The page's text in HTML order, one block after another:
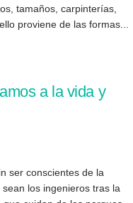
tamaños, carpinterías,
proviene de las formas...
a la vida y
ser conscientes de la
los ingenieros tras la